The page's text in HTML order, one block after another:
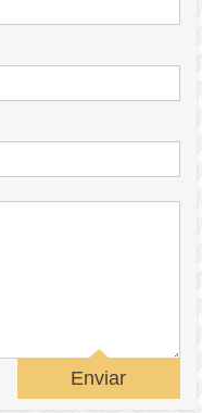
Enviar